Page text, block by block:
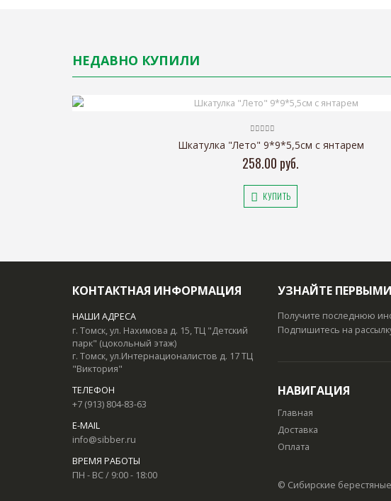
НЕДАВНО КУПИЛИ
Шкатулка "Лето" 9*9*5,5см с янтарем
258.00 руб.
КУПИТЬ
КОНТАКТНАЯ ИНФОРМАЦИЯ
НАШИ АДРЕСА
г. Томск, ул. Нахимова д. 15, ТЦ "Детский
парк" (цокольный этаж)
г. Томск, ул.Интернационалистов д. 17 ТЦ
"Виктория"
ТЕЛЕФОН
+7 (913) 804-83-63
E-MAIL
info@sibber.ru
ВРЕМЯ РАБОТЫ
ПН - ВС / 9:00 - 18:00
УЗНАЙТЕ ПЕРВЫМИ
Получите последнюю
Подпишитесь на
НАВИГАЦИЯ
Главная
Доставка
Оплата
© Сибирские